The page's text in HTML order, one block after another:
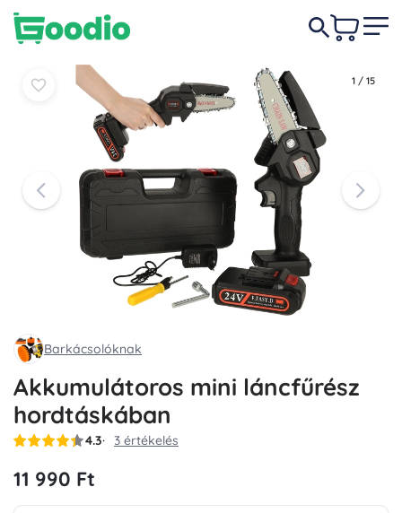
1 / 15
Barkácsolóknak
Akkumulátoros mini láncfűrész
hordtáskában
4.3 3 értékelés
11 990 Ft
11 990 Ft Kosárba